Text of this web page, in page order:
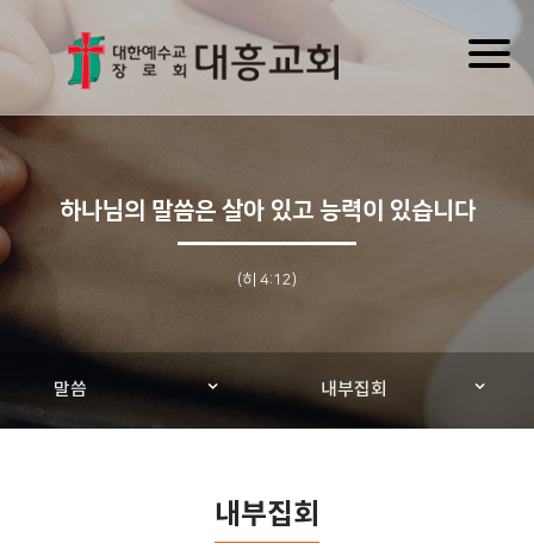
하나님의 말씀은 살아 있고 능력이 있습니다
(히 4:12)
말씀 내부집회
내부집회